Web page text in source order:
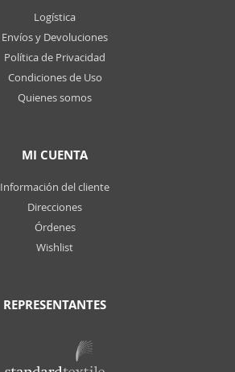
Logística
Envíos y Devoluciones
Política de Privacidad
Condiciones de Uso
Quienes somos
MI CUENTA
Información del cliente
Direcciones
Órdenes
Wishlist
REPRESENTANTES